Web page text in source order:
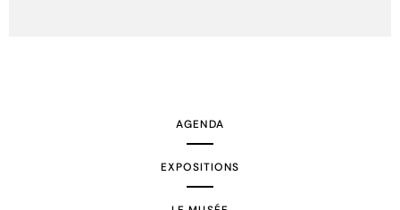
AGENDA
EXPOSITIONS